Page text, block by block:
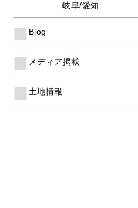
岐阜/愛知
Blog
メディア掲載
土地情報